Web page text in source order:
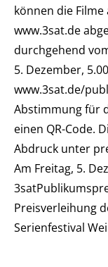
können die
www.3sat.de
durchgehend
5. Dezember,
www.3sat.de/
Abstimmung für
einen QR-Code.
Abdruck unter
Am Freitag, 5.
Preisverleihung
Serienfestival